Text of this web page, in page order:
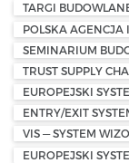
TARGI
POLSKA AGENCJA
SEMINARIUM
TRUST SUPPLY
EUROPEJSKI
ENTRY/EXIT
VIS — SYSTEM
EUROPEJSKI